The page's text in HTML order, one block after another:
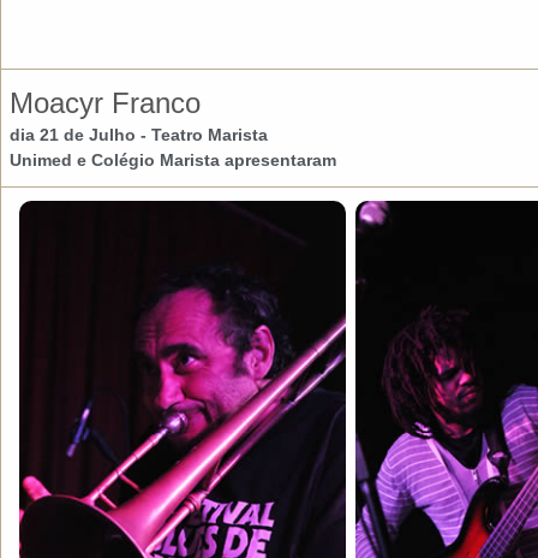
Moacyr Franco
dia 21 de Julho - Teatro Marista
Unimed e Colégio Marista apresentaram